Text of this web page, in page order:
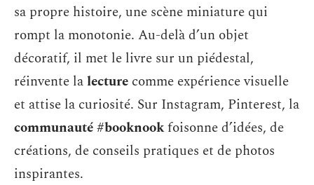
sa propre histoire, une scène miniature qui
rompt la monotonie. Au-delà d’un objet
décoratif, il met le livre sur un piédestal,
réinvente lalecture comme expérience visuelle
et attise la curiosité. Sur Instagram, Pinterest, la
communauté #booknookfoisonne d’idées, de
créations, de conseils pratiques et de photos
inspirantes.